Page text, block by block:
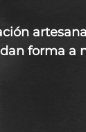
forma a